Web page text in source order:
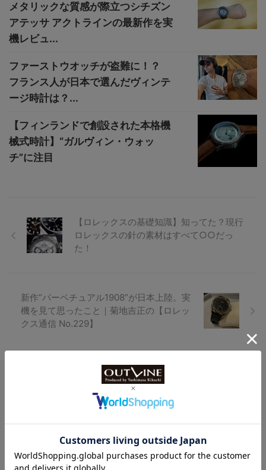
メタリックな質感が際立つシチズン
アテッサ アクトラインの最新作を実
機レビュ...
ファーストウオッチが盗難に！？
フランス人が日本で選んだヴィンテ
ージ時計は？...
【フィンランドで創設された本格機
械式時計】“ガルヴィン・ウォッ
チ”に注目
【ロレックスの基礎知識】知ってた？現行
ロレックスの針の素材はすべて○○だっ
た！
新作“パーペチュアル1908”が日本上陸。実
機を見て思ったこと｜菊地吉正の【ロレッ
クス通信 No.229】
Watch LIFE NEWS
LowBEAT Marketplace
特許取得“耐衝撃”ウオッチなど